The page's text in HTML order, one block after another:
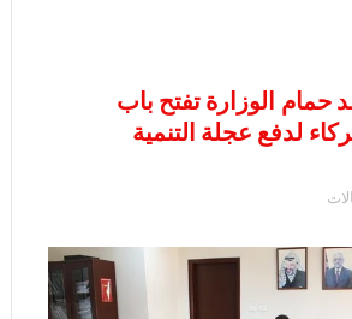
حمام الوزارة تفتح باب
لدفع عجلة التنمية